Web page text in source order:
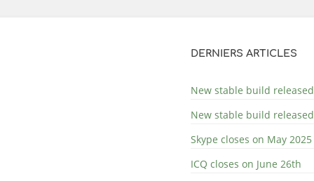
DERNIERS ARTICLES
New stable build
New stable build
Skype closes on May 2025
ICQ closes on June 26th